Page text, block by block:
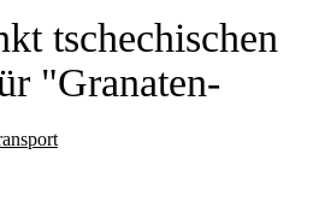
tschechischen
"Granaten-